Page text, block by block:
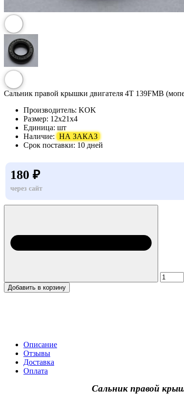
Сальник правой крышки двигателя 4T 139FMB
Производитель: KOK
Размер: 12х21х4
Единица: шт
Наличие: НА ЗАКАЗ
Срок поставки: 10 дней
180 ₽
через сайт
Добавить в корзину
Описание
Отзывы
Доставка
Оплата
Сальник правой